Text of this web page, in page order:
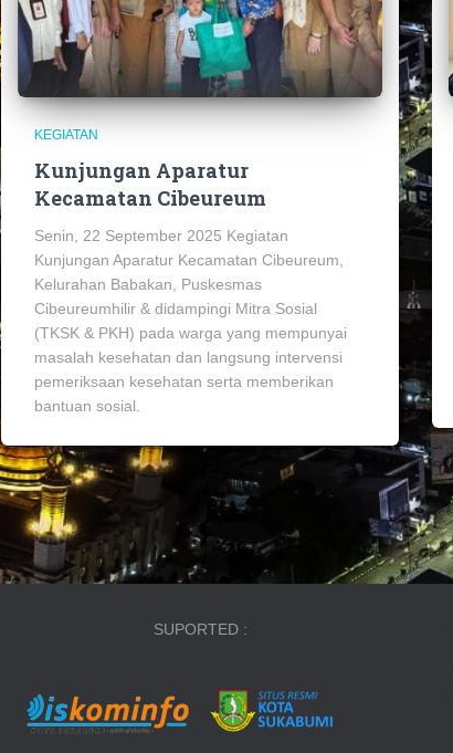
KEGIATAN
Kunjungan Aparatur
Kecamatan Cibeureum
Senin, 22 September 2025 Kegiatan
Kunjungan Aparatur Kecamatan Cibeureum,
Kelurahan Babakan, Puskesmas
Cibeureumhilir & didampingi Mitra Sosial
(TKSK & PKH) pada warga yang mempunyai
masalah kesehatan dan langsung intervensi
pemeriksaan kesehatan serta memberikan
bantuan sosial.
SUPORTED :